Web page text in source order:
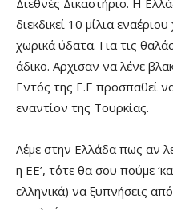
διεκδικεί 10 μίλια
χωρικά ύδατα. Για τις
άδικο. Αρχισαν να λένε
Εντός της Ε.Ε προσπαθεί
εναντίον της Τουρκίας.
Λέμε στην Ελλάδα πως αν
η ΕΕ’, τότε θα σου πούμε
ελληνικά) να ξυπνήσεις